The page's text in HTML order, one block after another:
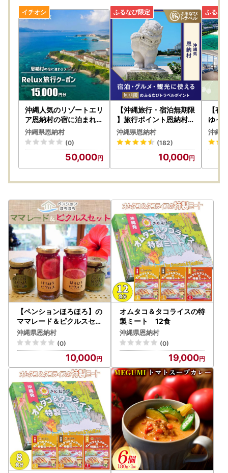
です。添付書類と合わせて期限内にご郵送下さい。
〒904-0492
沖縄県国頭郡恩納村字恩納2451番地
恩納村役場 総務課財政係 宛
▼▼下記よりダウンロード頂けます▼▼
・ワンストップ特例申請書
http://okifuru.com/onestop.pdf
・ワンストップ特例申請 添付書類貼り付け用紙、記入例
http://okifuru.com/onestop_doc.pdf
沖縄人気のリゾートエリ
ア恩納村の宿に泊まれる
Relux宿泊クーポン（15
,000円相当）
沖縄県恩納村
(0)
50,000
【沖縄旅行・宿泊無期限
】旅行ポイント恩納村ふ
るなびトラベルポイント
沖縄県恩納村
(182)
10,000
【有
ゆっ
】沖
ポイ
沖縄
【ペンションほろほろ】の
ママレード＆ピクルスセッ
ト
沖縄県恩納村
(0)
10,000
オムタコ＆タコライスの特
製ミート 12食
沖縄県恩納村
(0)
19,000